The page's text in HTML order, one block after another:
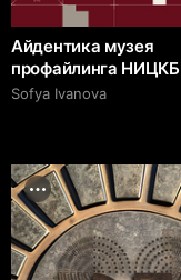
Айдентика музея
профайлинга НИЦКБ
Sofya Ivanova